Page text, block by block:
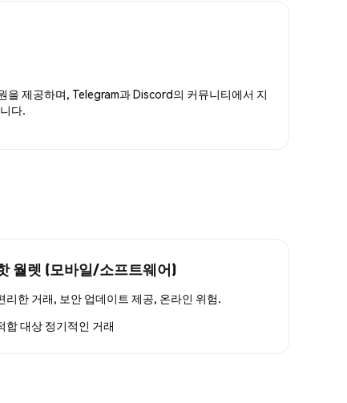
을 제공하며, Telegram과 Discord의 커뮤니티에서 지
다.
월렛 (모바일/소프트웨어)
리한 거래, 보안 업데이트 제공, 온라인 위험.
합 대상 정기적인 거래